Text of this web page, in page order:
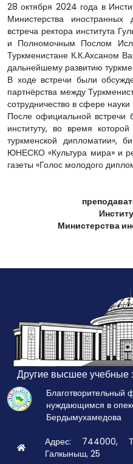
28 октября 2024 года в
Министерства иностранных
встреча ректора института
и Полномочным Послом
Туркменистане К.К.Ахсаном
дальнейшему развитию
В ходе встречи были
партнёрства между
сотрудничество в сфере
После официальной встречи
институту, во время
туркменской дипломатии»,
ЮНЕСКО «Культура мира» и
газеты «Голос молодого
Министерства
Другие высшее учебные
нуждающимся в
Бердымухамедова
Адрес: 744000,
Галкыныш, 25